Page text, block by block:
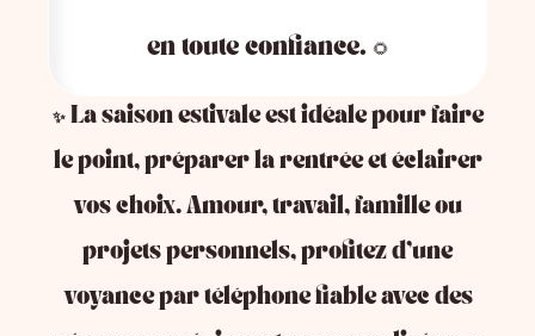
Bénéficiez de30%sur votre première consultation avec le
codeMM6844
L’occasion idéale pour découvrir la guidance bienveillante
de Miranda.
✅ Pourquoi choisir Miranda,
en toute confiance. 🌻
✨ La saison estivale est idéale pour faire
le point, préparer la rentrée et éclairer
vos choix. Amour, travail, famille ou
projets personnels, profitez d’une
voyance par téléphone fiable avec des